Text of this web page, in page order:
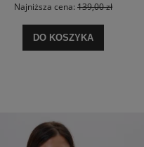
Najniższa cena: 139,00 zł
DO KOSZYKA